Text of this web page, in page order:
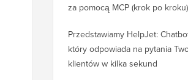
za pomocą MCP (krok po kroku)
Przedstawiamy HelpJet:
który odpowiada na pytania
klientów w kilka sekund